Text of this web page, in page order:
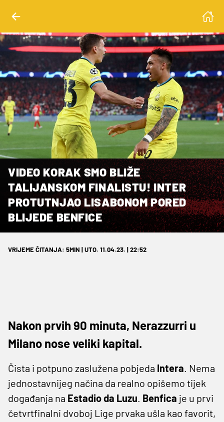
VIDEO KORAK SMO BLIŽE
TALIJANSKOM FINALISTU! INTER
PROTUTNJAO LISABONOM PORED
BLIJEDE BENFICE
VRIJEME ČITANJA: 5MIN | UTO. 11.04.23. | 22:52
Nakon prvih 90 minuta, Nerazzurri u
Milano nose veliki kapital.
Čista i potpuno zaslužena pobjeda Intera. Nema
jednostavnijeg načina da realno opišemo tijek
događanja na Estadio da Luzu. Benfica je u prvi
četvrtfinalni dvoboj Lige prvaka ušla kao favorit,